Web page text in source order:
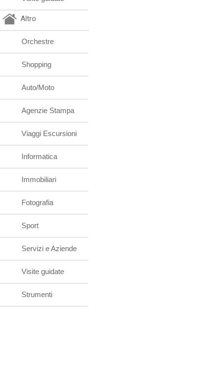
Altro
Orchestre
Shopping
Auto/Moto
Agenzie Stampa
Viaggi Escursioni
Informatica
Immobiliari
Fotografia
Sport
Servizi e Aziende
Visite guidate
Strumenti